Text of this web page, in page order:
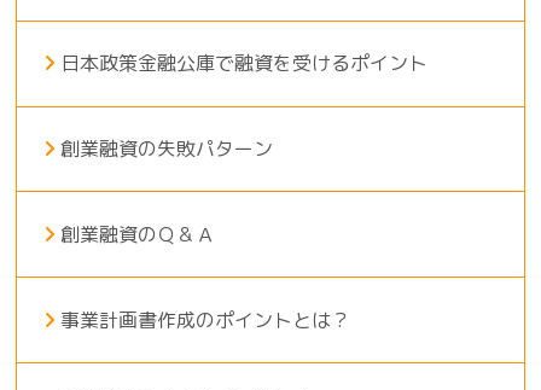
日本政策金融公庫で融資を受けるポイント
創業融資の失敗パターン
創業融資のＱ＆Ａ
事業計画書作成のポイントとは？